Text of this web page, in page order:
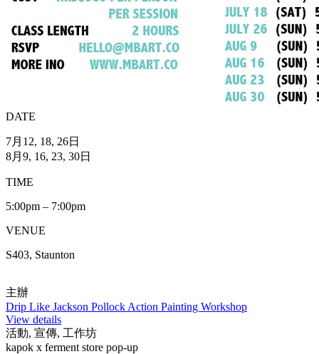
DATE
7月12, 18, 26日
8月9, 16, 23, 30日
TIME
5:00pm – 7:00pm
VENUE
S403, Staunton
主辦
Drip Like Jackson Pollock Action Painting Workshop
View details
活動, 宣傳, 工作坊
kapok x ferment store pop-up